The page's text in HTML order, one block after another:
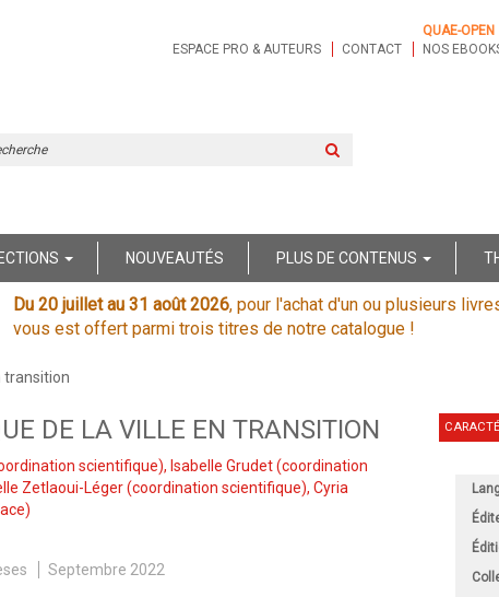
ESPACE PRO & AUTEURS CONTACT
QUAE-OPEN
NOS
NOUVEAUTÉS PLUS DE CONTENUS
Du 20 juillet au 31 août 2026, pour l'achat d'un ou plusieurs
vous est offert parmi trois titres de notre catalogue !
transition
DE LA VILLE EN TRANSITION
scientifique), Isabelle Grudet(coordination
Zetlaoui-Léger(coordination scientifique), Cyria
Septembre 2022